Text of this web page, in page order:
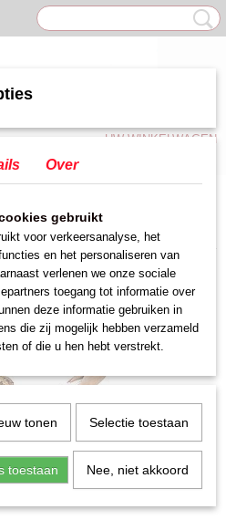
UW WINKELWAGEN
>Taartplateau/Afdekkap
Over
gebruikt
voor verkeersanalyse, het
en het personaliseren van
verlenen we onze sociale
toegang tot informatie over
deze informatie gebruiken in
die zij mogelijk hebben verzameld
of die u hen hebt verstrekt.
tonen Selectie toestaan
toestaan Nee, niet akkoord